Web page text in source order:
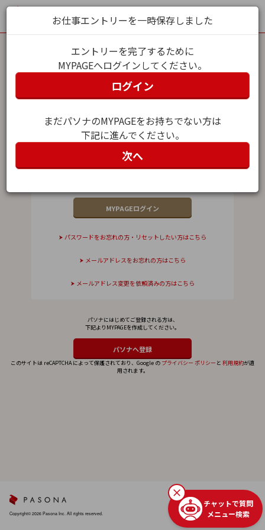
MYPAGEログイン
パスワード
パスワードをお忘れの方・リセットしたい方はこちら
メールアドレスをお忘れの方はこちら
メールアドレス変更を依頼済みの方はこちら
パソナにはじめてご登録される方は、
下記よりMYPAGEを作成してください。
このサイトは reCAPTCHA によって保護されており、Google の プライバシー ポリシー と 利用規約が適
用されます。
お仕事エントリーを一時保存しました
エントリーを完了するために
MYPAGEへログインしてください。
ログイン
まだパソナのMYPAGEをお持ちでない方は
下記に進んでください。
次へ
Copyright© 2026 Pasona Inc. All rights reserved.
チャットで質問
メニュー検索